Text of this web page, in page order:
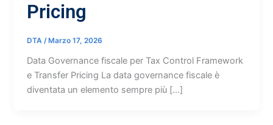
Pricing
DTA/ Marzo 17, 2026
Data Governance fiscale per Tax Control Framework
e Transfer Pricing La data governance fiscale è
diventata un elemento sempre più […]